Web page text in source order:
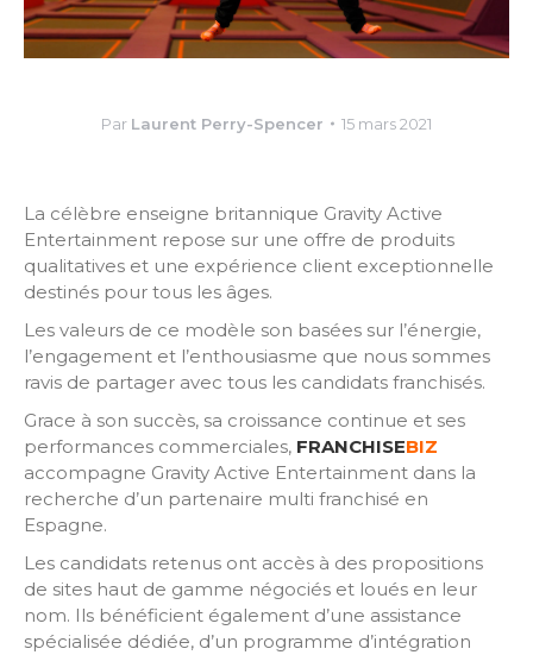
Par Laurent Perry-Spencer 15 mars 2021
La célèbre enseigne britannique Gravity Active
Entertainment repose sur une offre de produits
qualitatives et une expérience client exceptionnelle
destinés pour tous les âges.
Les valeurs de ce modèle son basées sur l’énergie,
l’engagement et l’enthousiasme que nous sommes
ravis de partager avec tous les candidats franchisés.
Grace à son succès, sa croissance continue et ses
performances commerciales, FRANCHISEBIZ
accompagne Gravity Active Entertainment dans la
recherche d’un partenaire multi franchisé en
Espagne.
Les candidats retenus ont accès à des propositions
de sites haut de gamme négociés et loués en leur
nom. Ils bénéficient également d’une assistance
spécialisée dédiée, d’un programme d’intégration